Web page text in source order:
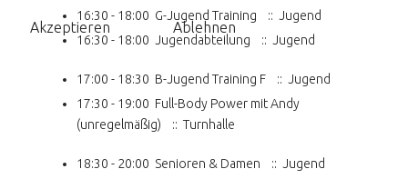
16:30 - 18:00 G-Jugend Training
:: Jugend
16:30 - 18:00 Jugendabteilung :: Jugend
17:00 - 18:30 B-Jugend Training F
:: Jugend
17:30 - 19:00 Full-Body Power mit Andy
(unregelmäßig)
:: Turnhalle
18:30 - 20:00 Senioren & Damen :: Jugend
Akzeptieren Ablehnen